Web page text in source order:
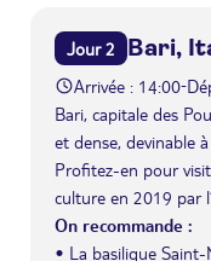
Jour 2 Bari,
Arrivée : 14:00-
Bari, capitale des
et dense, devinable
Profitez-en pour
culture en 2019 par
On recommande :
• La basilique